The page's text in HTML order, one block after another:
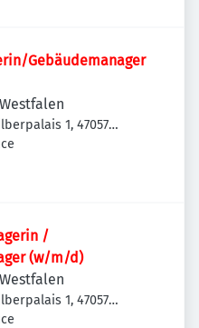
Gebäudemanager
1, 47057
/
(w/m/d)
1, 47057